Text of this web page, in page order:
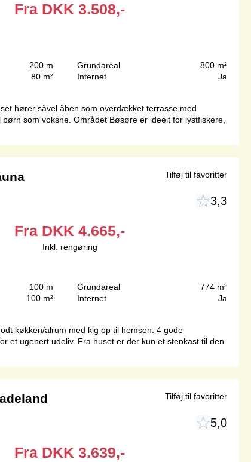
Fra DKK 3.508,-
200 m
80 m²
Grundareal
800 m²
Internet
Ja
hører såvel åben som overdækket terrasse med
som voksne. Området Bøsøre er ideelt for lystfiskere,
3,3
Fra DKK 4.665,-
Inkl. rengøring
100 m
100 m²
Grundareal
774 m²
Internet
Ja
køkken/alrum med kig op til hemsen. 4 gode
et ugenert udeliv. Fra huset er der kun et stenkast til den
Tilføj til favoritter
5,0
Fra DKK 3.639,-
Tilføj til favoritter